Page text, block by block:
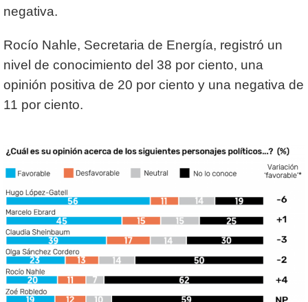
negativa.
Rocío Nahle, Secretaria de Energía, registró un
nivel de conocimiento del 38 por ciento, una
opinión positiva de 20 por ciento y una negativa de
11 por ciento.